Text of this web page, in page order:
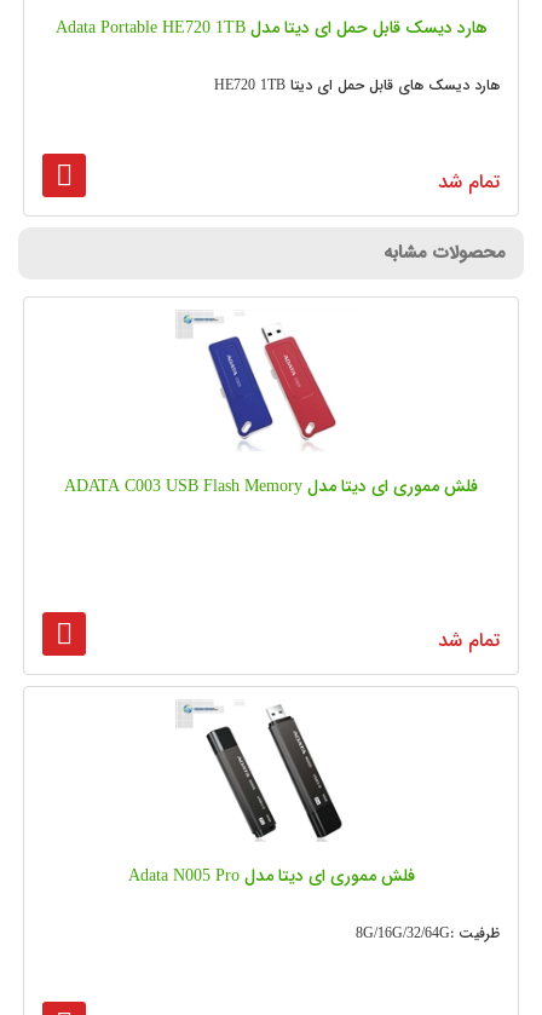
هارد دیسک قابل حمل ای دیتا مدل Adata Portable HE720 1TB
هارد دیسک های قابل حمل ای دیتا HE720 1TB
تمام شد
محصولات مشابه
فلش مموری ای دیتا مدل ADATA C003 USB Flash Memory
تمام شد
فلش مموری ای دیتا مدل Adata N005 Pro
ظرفیت :8G/16G/32/64G